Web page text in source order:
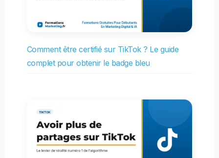
Comment être certifié sur TikTok ? Le guide
complet pour obtenir le badge bleu